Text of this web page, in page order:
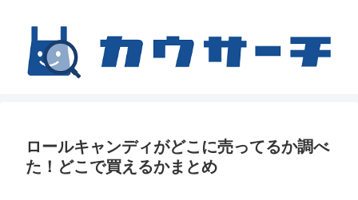
ロールキャンディがどこに売ってるか調べ
た！どこで買えるかまとめ